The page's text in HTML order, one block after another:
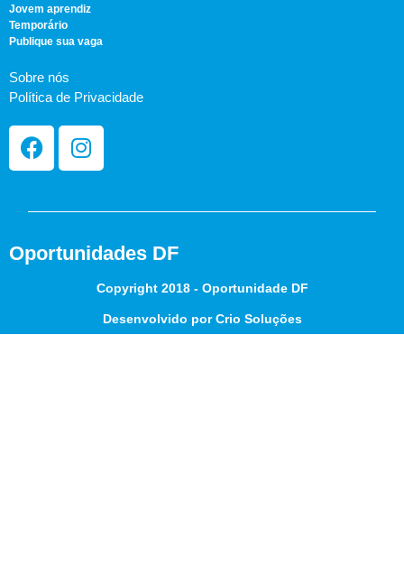
Jovem aprendiz
Temporário
Publique sua vaga
Sobre nós
Política de Privacidade
Oportunidades DF
Copyright 2018 - Oportunidade DF
Desenvolvido por Crio Soluções